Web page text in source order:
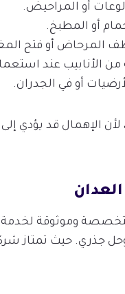
أو المراحيض.
أو المطبخ.
المرحاض أو فتح
الأنابيب عند
أو في الجدران.
الإهمال قد يؤدي إلى
وموثوقة لخدمة
جذري. حيث تمتاز